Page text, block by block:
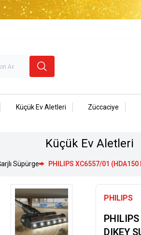
Küçük Ev Aletleri Züccaciye
Küçük Ev Aletleri
Süpürge PHILIPS XC6557/01 (HDA150
PHILIPS
DIKEY